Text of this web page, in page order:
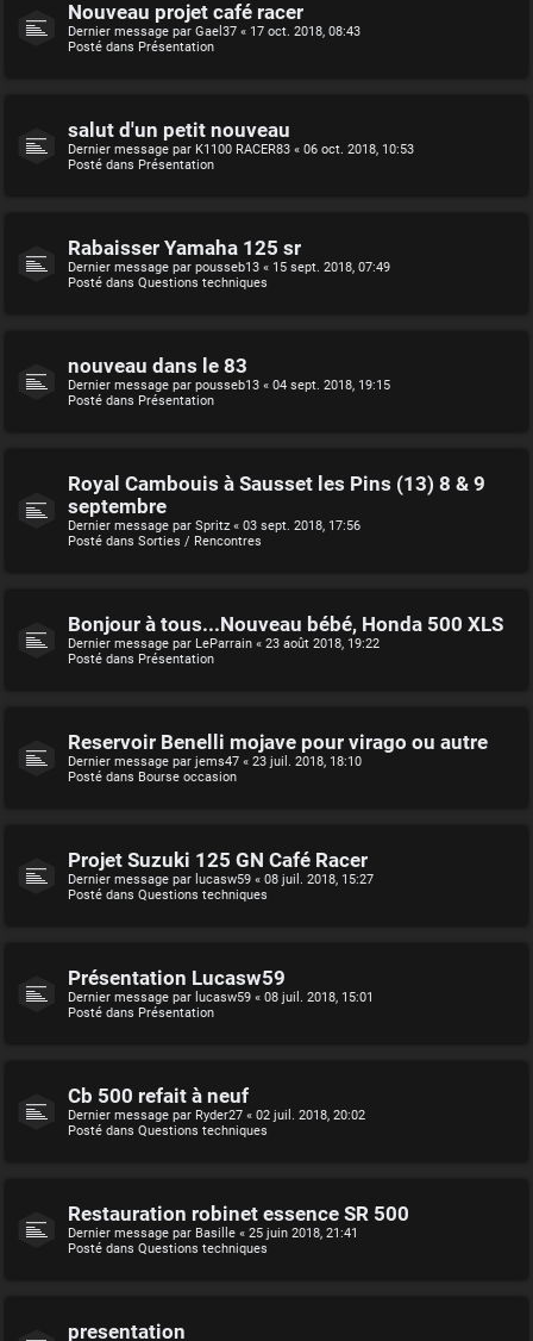
Nouveau projet café racer
Dernier message par Gael37 « 17 oct. 2018, 08:43
Posté dans Présentation
salut d'un petit nouveau
Dernier message par K1100 RACER83 « 06 oct. 2018, 10:53
Posté dans Présentation
Rabaisser Yamaha 125 sr
Dernier message par pousseb13 « 15 sept. 2018, 07:49
Posté dans Questions techniques
nouveau dans le 83
Dernier message par pousseb13 « 04 sept. 2018, 19:15
Posté dans Présentation
Royal Cambouis à Sausset les Pins (13) 8 & 9
septembre
Dernier message par Spritz « 03 sept. 2018, 17:56
Posté dans Sorties / Rencontres
Bonjour à tous...Nouveau bébé, Honda 500 XLS
Dernier message par LeParrain « 23 août 2018, 19:22
Posté dans Présentation
Reservoir Benelli mojave pour virago ou autre
Dernier message par jems47 « 23 juil. 2018, 18:10
Posté dans Bourse occasion
Projet Suzuki 125 GN Café Racer
Dernier message par lucasw59 « 08 juil. 2018, 15:27
Posté dans Questions techniques
Présentation Lucasw59
Dernier message par lucasw59 « 08 juil. 2018, 15:01
Posté dans Présentation
Cb 500 refait à neuf
Dernier message par Ryder27 « 02 juil. 2018, 20:02
Posté dans Questions techniques
Restauration robinet essence SR 500
Dernier message par Basille « 25 juin 2018, 21:41
Posté dans Questions techniques
presentation